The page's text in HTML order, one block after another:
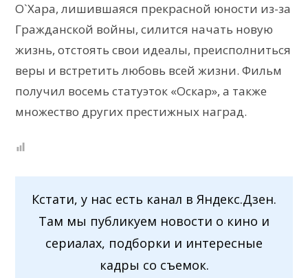
О`Хара, лишившаяся прекрасной юности из-за
Гражданской войны, силится начать новую
жизнь, отстоять свои идеалы, преисполниться
веры и встретить любовь всей жизни. Фильм
получил восемь статуэток «Оскар», а также
множество других престижных наград.
Кстати, у нас есть канал в Яндекс.Дзен.
Там мы публикуем новости о кино и
сериалах, подборки и интересные
кадры со съемок.